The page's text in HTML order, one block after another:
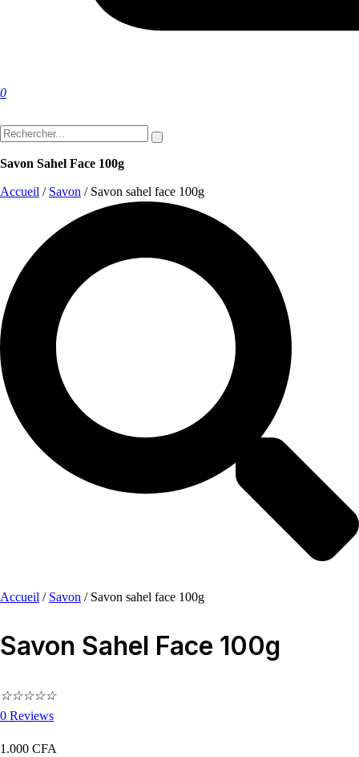
0
Savon Sahel Face 100g
Accueil / Savon / Savon sahel face 100g
Accueil / Savon / Savon sahel face 100g
Savon Sahel Face 100g
☆☆☆☆☆
0 Reviews
1.000 CFA